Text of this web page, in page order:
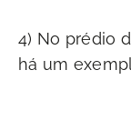
4) No prédio
há um